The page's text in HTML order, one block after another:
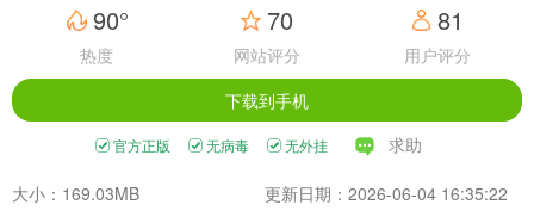
90°
热度
70
网站评分
81
用户评分
下载到手机
官方正版 无病毒 无外挂 求助
大小：169.03MB
更新日期：2026-06-04 16:35:22